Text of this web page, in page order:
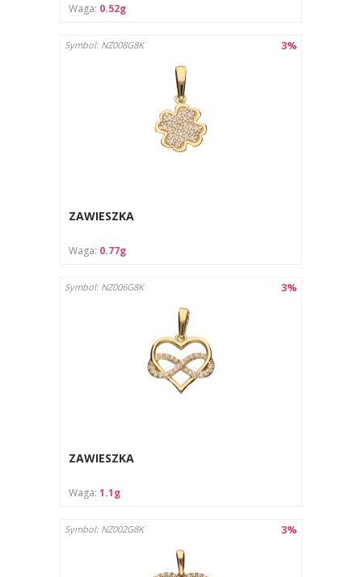
Waga: 0.52g
3%
Symbol: NZ008G8K
ZAWIESZKA
Waga: 0.77g
3%
Symbol: NZ006G8K
ZAWIESZKA
Waga: 1.1g
3%
Symbol: NZ002G8K